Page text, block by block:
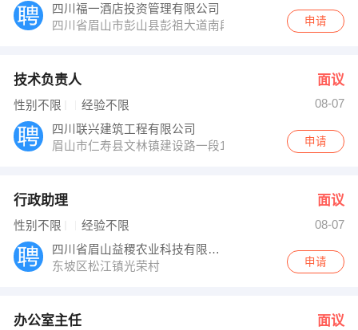
四川福一酒店投资管理有限公司
四川省眉山市彭山县彭祖大道南段
申请
技术负责人 面议
性别不限 经验不限
08-07
四川联兴建筑工程有限公司
眉山市仁寿县文林镇建设路一段15号
申请
行政助理 面议
性别不限 经验不限
08-07
四川省眉山益稷农业科技有限公司
东坡区松江镇光荣村
申请
办公室主任 面议